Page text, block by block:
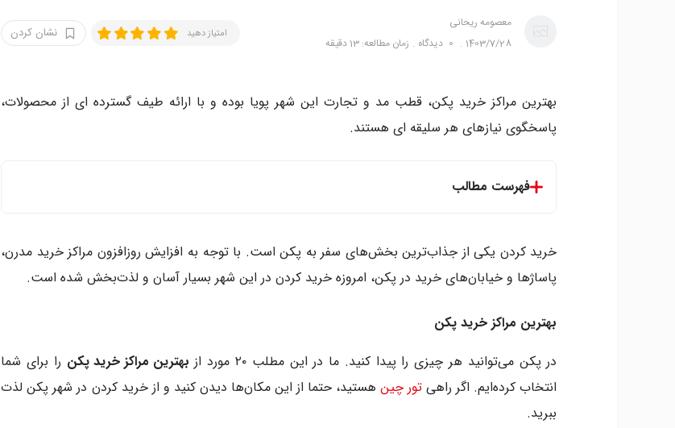
معصومه ریحانی
1403/7/28
0 دیدگاه زمان مطالعه: 13 دقیقه
امتیاز دهید نشان کردن
بهترین مراکز خرید پکن، قطب مد و تجارت این شهر پویا بوده و با ارائه طیف گسترده ای از محصولات،
پاسخگوی نیازهای هر سلیقه ای هستند.
فهرست مطالب
۵. خیابان نانلوگو و محدوده برج طبل
۷. خیابان ژیوشوئی
۸. مرکز خرید جیامائو
خرید کردن یکی از جذاب‌ترین بخش‌های سفر به پکن است. با توجه به افزایش روزافزون مراکز خرید مدرن،
پاساژها و خیابان‌های خرید در پکن، امروزه خرید کردن در این شهر بسیار آسان و لذت‌بخش شده است.
بهترین مراکز خرید پکن
در پکن می‌توانید هر چیزی را پیدا کنید. ما در این مطلب ۲۰ مورد از
بهترین مراکز خرید پکن را برای شما
انتخاب کرده‌ایم. اگر راهی تور چینهستید، حتما از این مکان‌ها دیدن کنید و از خرید کردن در شهر پکن لذت
ببرید.